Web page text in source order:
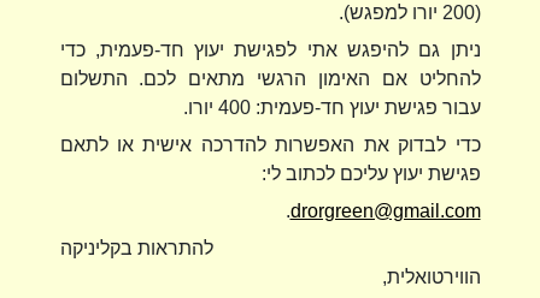
(200 יורו למפגש).
ניתן גם להיפגש אתי לפגישת יעוץ חד-פעמית, כדי
להחליט אם האימון הרגשי מתאים לכם. התשלום
עבור פגישת יעוץ חד-פעמית: 400 יורו.
כדי לבדוק את האפשרות להדרכה אישית או לתאם
פגישת יעוץ עליכם לכתוב לי:
drorgreen@gmail.com
.
להתראות בקליניקה
הווירטואלית,